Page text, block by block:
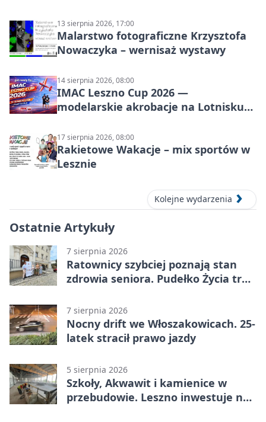
13 sierpnia 2026, 17:00
Malarstwo fotograficzne Krzysztofa
Nowaczyka – wernisaż wystawy
14 sierpnia 2026, 08:00
IMAC Leszno Cup 2026 —
modelarskie akrobacje na Lotnisku
17 sierpnia 2026, 08:00
Rakietowe Wakacje – mix sportów w
Lesznie
Kolejne wydarzenia
Ostatnie Artykuły
7 sierpnia 2026
Ratownicy szybciej poznają stan
zdrowia seniora. Pudełko Życia trafi
7 sierpnia 2026
Nocny drift we Włoszakowicach. 25-
latek stracił prawo jazdy
5 sierpnia 2026
Szkoły, Akwawit i kamienice w
przebudowie. Leszno inwestuje na